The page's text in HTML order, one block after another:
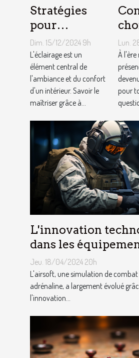
Stratégies
pour
optimiser
l'éclairage de
votre maison
avec des
lampadaires
Dim. 15/12/2024 9h
L'éclairage est un
élément central de
l'ambiance et du confort
d'un intérieur. Savoir le
maîtriser grâce à...
en
un
?
Lun.
À l'ère
pour
L'innovation
dans les
d'airsoft et son
jeu
Jeu. 18/04/2024 20h
L'airsoft, une simulation de combat
adrénaline, a largement évolué
l'innovation...